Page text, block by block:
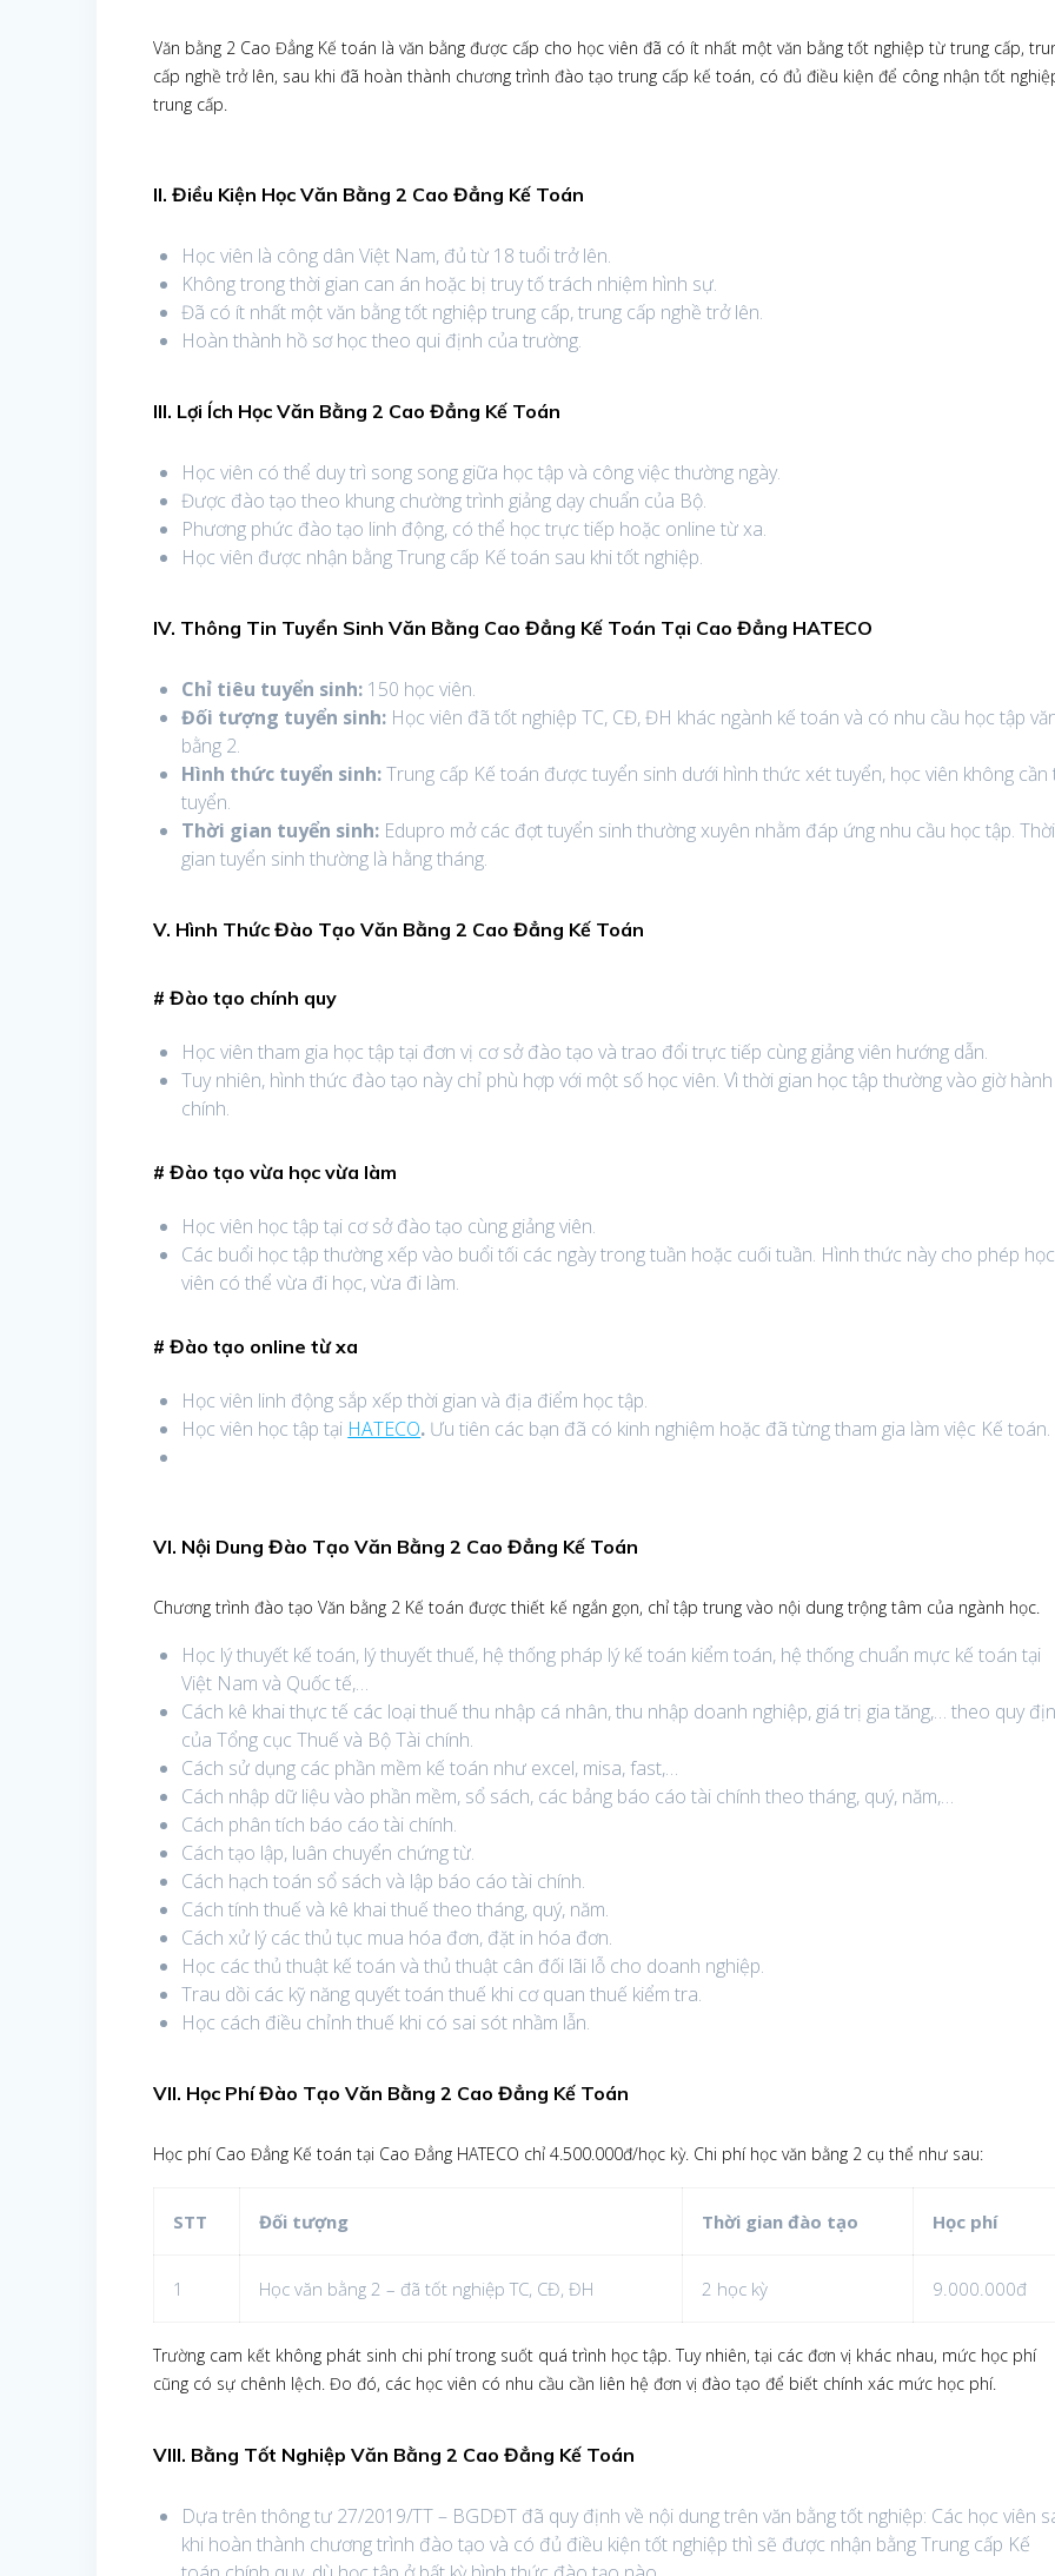
Văn bằng 2 Cao Đẳng Kế toán là văn bằng được cấp cho học viên đã có ít nhất một văn bằng tốt nghiệp từ trung cấp,
cấp nghề trở lên, sau khi đã hoàn thành chương trình đào tạo trung cấp kế toán, có đủ điều kiện để công nhận tốt
trung cấp.
II. Điều Kiện Học Văn Bằng 2 Cao Đẳng Kế Toán
Học viên là công dân Việt Nam, đủ từ 18 tuổi trở lên.
Không trong thời gian can án hoặc bị truy tố trách nhiệm hình sự.
Đã có ít nhất một văn bằng tốt nghiệp trung cấp, trung cấp nghề trở lên.
Hoàn thành hồ sơ học theo qui định của trường.
III. Lợi Ích Học Văn Bằng 2 Cao Đẳng Kế Toán
Học viên có thể duy trì song song giữa học tập và công việc thường ngày.
Được đào tạo theo khung chường trình giảng dạy chuẩn của Bộ.
Phương phức đào tạo linh động, có thể học trực tiếp hoặc online từ xa.
Học viên được nhận bằng Trung cấp Kế toán sau khi tốt nghiệp.
IV. Thông Tin Tuyển Sinh Văn Bằng Cao Đẳng Kế Toán Tại Cao Đẳng HATECO
Chỉ tiêu tuyển sinh: 150 học viên.
Đối tượng tuyển sinh: Học viên đã tốt nghiệp TC, CĐ, ĐH khác ngành kế toán và có nhu cầu học tập
bằng 2.
Hình thức tuyển sinh:Trung cấp Kế toán được tuyển sinh dưới hình thức xét tuyển, học viên không cần
tuyển.
Thời gian tuyển sinh: Edupro mở các đợt tuyển sinh thường xuyên nhằm đáp ứng nhu cầu học tập. Thời
gian tuyển sinh thường là hằng tháng.
V. Hình Thức Đào Tạo Văn Bằng 2 Cao Đẳng Kế Toán
# Đào tạo chính quy
Học viên tham gia học tập tại đơn vị cơ sở đào tạo và trao đổi trực tiếp cùng giảng viên hướng dẫn.
Tuy nhiên, hình thức đào tạo này chỉ phù hợp với một số học viên. Vì thời gian học tập thường vào giờ hành
chính.
# Đào tạo vừa học vừa làm
Học viên học tập tại cơ sở đào tạo cùng giảng viên.
Các buổi học tập thường xếp vào buổi tối các ngày trong tuần hoặc cuối tuần. Hình thức này cho phép học
viên có thể vừa đi học, vừa đi làm.
# Đào tạo online từ xa
Học viên linh động sắp xếp thời gian và địa điểm học tập.
Học viên học tập tại HATECO. Ưu tiên các bạn đã có kinh nghiệm hoặc đã từng tham gia làm việc Kế toán.
VI. Nội Dung Đào Tạo Văn Bằng 2 Cao Đẳng Kế Toán
Chương trình đào tạo Văn bằng 2 Kế toán được thiết kế ngắn gọn, chỉ tập trung vào nội dung trộng tâm của ngành học.
Học lý thuyết kế toán, lý thuyết thuế, hệ thống pháp lý kế toán kiểm toán, hệ thống chuẩn mực kế toán tại
Việt Nam và Quốc tế,…
Cách kê khai thực tế các loại thuế thu nhập cá nhân, thu nhập doanh nghiệp, giá trị gia tăng,… theo quy
của Tổng cục Thuế và Bộ Tài chính.
Cách sử dụng các phần mềm kế toán như excel, misa, fast,…
Cách nhập dữ liệu vào phần mềm, sổ sách, các bảng báo cáo tài chính theo tháng, quý, năm,…
Cách phân tích báo cáo tài chính.
Cách tạo lập, luân chuyển chứng từ.
Cách hạch toán sổ sách và lập báo cáo tài chính.
Cách tính thuế và kê khai thuế theo tháng, quý, năm.
Cách xử lý các thủ tục mua hóa đơn, đặt in hóa đơn.
Học các thủ thuật kế toán và thủ thuật cân đối lãi lỗ cho doanh nghiệp.
Trau dồi các kỹ năng quyết toán thuế khi cơ quan thuế kiểm tra.
Học cách điều chỉnh thuế khi có sai sót nhầm lẫn.
VII. Học Phí Đào Tạo Văn Bằng 2 Cao Đẳng Kế Toán
Học phí Cao Đẳng Kế toán tại Cao Đẳng HATECO chỉ 4.500.000đ/học kỳ. Chi phí học văn bằng 2 cụ thể như sau:
STT Đối tượng Thời gian đào tạo Học phí
1 Học văn bằng 2 – đã tốt nghiệp TC, CĐ, ĐH 2 học kỳ 9.000.000đ
Trường cam kết không phát sinh chi phí trong suốt quá trình học tập. Tuy nhiên, tại các đơn vị khác nhau, mức học phí
cũng có sự chênh lệch. Đo đó, các học viên có nhu cầu cần liên hệ đơn vị đào tạo để biết chính xác mức học phí.
VIII. Bằng Tốt NghiệpVăn Bằng 2 Cao Đẳng Kế Toán
Dựa trên thông tư 27/2019/TT – BGDĐT đã quy định về nội dung trên văn bằng tốt nghiệp: Các học viên
khi hoàn thành chương trình đào tạo và có đủ điều kiện tốt nghiệp thì sẽ được nhận bằng Trung cấp Kế